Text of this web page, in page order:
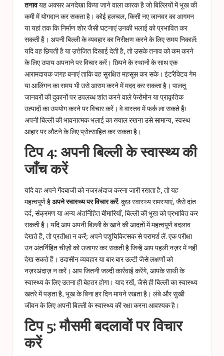
तनावयह अक्सर अनदेखा किया जाने वाला कारक है जो बिल्लियों में भूख की
कमी में योगदान कर सकता है। कोई हलचल, किसी नए जानवर का आगमन
या यहां तक ​​कि निर्माण शोर जैसी घटनाएं उनकी भलाई को प्रभावित कर
सकती हैं। अपनी बिल्ली के व्यवहार का निरीक्षण करने के लिए समय निकालें:
यदि वह छिपती है या उत्तेजित दिखाई देती है, तो उसके तनाव को कम करने
के लिए उपाय अपनाने पर विचार करें। छिपने के स्थानों के साथ एक
आरामदायक जगह बनाएं ताकि वह सुरक्षित महसूस कर सके। इंटरैक्टिव गेम
या आलिंगन का समय भी उसे आराम करने में मदद कर सकता है। पालतू
जानवरों की दुकानों पर उपलब्ध शांत करने वाले फेरोमोन या प्राकृतिक
उत्पादों का उपयोग करने पर विचार करें। वे वास्तव में फर्क ला सकते हैं!
अपनी बिल्ली की भावनात्मक भलाई का ख्याल रखना उसे सामान्य, स्वस्थ
आहार पर लौटने के लिए प्रोत्साहित कर सकता है।
टिप 4: अपनी बिल्ली के स्वास्थ्य की
जाँच करें
यदि वह अपने गेंदबाजी को नजरअंदाज करना जारी रखता है, तो यह
महत्वपूर्ण हैअपने स्वास्थ्य पर विचार करें. कुछ स्वास्थ्य समस्याएं, जैसे दांत
दर्द, संक्रमण या अन्य अंतर्निहित बीमारियाँ, बिल्ली की भूख को प्रभावित कर
सकती हैं। यदि आप अपनी बिल्ली के खाने की आदतों में महत्वपूर्ण बदलाव
देखते हैं, तो प्रतीक्षा न करें; अपने पशुचिकित्सक से परामर्श लें. एक परीक्षा
उन अंतर्निहित चीज़ों को उजागर कर सकती है जिन्हें आप पहली नज़र में नहीं
देख सकते हैं। उदासीन व्यवहार या बार-बार उल्टी जैसे लक्षणों को
नज़रअंदाज़ न करें। आप जितनी जल्दी कार्रवाई करेंगे, आपके साथी के
स्वास्थ्य के लिए उतना ही बेहतर होगा। याद रखें, जैसे ही बिल्ली का स्वास्थ्य
खतरे में पड़ता है, भूख के बिना हर दिन मायने रखता है। लंबे और सुखी
जीवन के लिए अपनी बिल्ली के स्वास्थ्य की रक्षा करना आवश्यक है।
टिप 5: मौसमी बदलावों पर विचार
करें